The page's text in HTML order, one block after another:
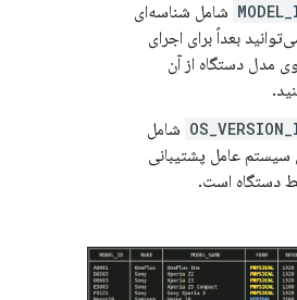
شامل شناسه‌ای
بعداً برای اجرای
مدل دستگاه از آن
شامل
عامل پشتیبانی
دستگاه است.